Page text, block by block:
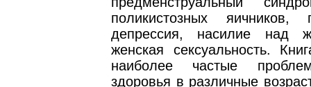
поликистозных яичников,
депрессия, насилие над
женская сексуальность.
наиболее частые
здоровья в различные